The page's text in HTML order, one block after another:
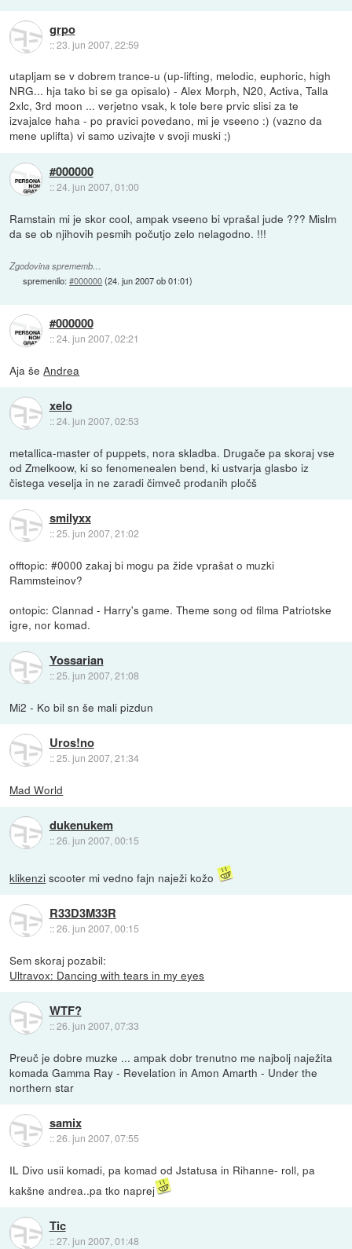
grpo
::23. jun 2007, 22:59
utapljam se v dobrem trance-u (up-lifting, melodic, euphoric, high
NRG... hja tako bi se ga opisalo) - Alex Morph, N20, Activa, Talla
2xlc, 3rd moon ... verjetno vsak, k tole bere prvic slisi za te
izvajalce haha - po pravici povedano, mi je vseeno :) (vazno da
mene uplifta) vi samo uzivajte v svoji muski ;)
#000000
::24. jun 2007, 01:00
Ramstain mi je skor cool, ampak vseeno bi vprašal jude ??? Mislm
da se ob njihovih pesmih počutjo zelo nelagodno. !!!
Zgodovina sprememb…
spremenilo:#000000(24. jun 2007 ob 01:01)
#000000
::24. jun 2007, 02:21
Aja šeAndrea
xelo
::24. jun 2007, 02:53
metallica-master of puppets, nora skladba. Drugače pa skoraj vse
od Zmelkoow, ki so fenomenealen bend, ki ustvarja glasbo iz
čistega veselja in ne zaradi čimveč prodanih pločš
smilyxx
::25. jun 2007, 21:02
offtopic: #0000 zakaj bi mogu pa žide vprašat o muzki
Rammsteinov?
ontopic: Clannad - Harry's game. Theme song od filma Patriotske
igre, nor komad.
Yossarian
::25. jun 2007, 21:08
Mi2 - Ko bil sn še mali pizdun
Uros!no
::25. jun 2007, 21:34
Mad World
dukenukem
::26. jun 2007, 00:15
klikenzi scooter mi vedno fajn naježi kožo
R33D3M33R
::26. jun 2007, 00:15
Sem skoraj pozabil:
Ultravox: Dancing with tears in my eyes
WTF?
::26. jun 2007, 07:33
Preuč je dobre muzke ... ampak dobr trenutno me najbolj naježita
komada Gamma Ray - Revelation in Amon Amarth - Under the
northern star
samix
::26. jun 2007, 07:55
IL Divo usii komadi, pa komad od Jstatusa in Rihanne- roll, pa
kakšne andrea..pa tko naprej
Tic
::27. jun 2007, 01:48